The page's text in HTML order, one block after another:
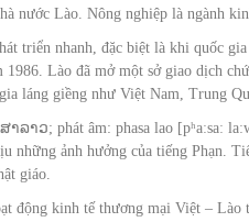
nước Lào. Nông nghiệp là ngành
triển nhanh, đặc biệt là khi quốc
1986. Lào đã mở một sở giao dịch
láng giềng như Việt Nam, Trung
ລາວ; phát âm: phasa lao [pʰaːsaː
những ảnh hưởng của tiếng Phạn.
giáo.
động kinh tế thương mại Việt –